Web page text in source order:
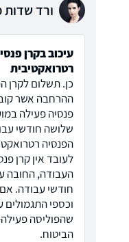
ורד
עיכוב בקרן
רטרואקטיבית
כן. תשלום לקרן
ההרחבה אשר
פנסיה פעילה
שלושה חודשי
הפנסיה
לעובד אין קרן
חודשי עבודה. אם
וכספי התגמולים
שהפוליסה
הביטוח.